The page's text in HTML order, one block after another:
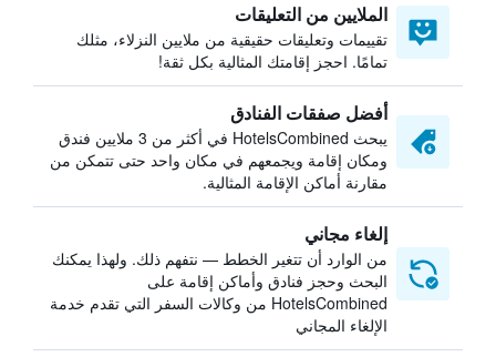
الملايين من التعليقات
تقييمات وتعليقات حقيقية من ملايين النزلاء، مثلك
تمامًا. احجز إقامتك المثالية بكل ثقة!
أفضل صفقات الفنادق
يبحث HotelsCombined في أكثر من 3 ملايين فندق
ومكان إقامة ويجمعهم في مكان واحد حتى تتمكن من
مقارنة أماكن الإقامة المثالية.
إلغاء مجاني
من الوارد أن تتغير الخطط — نتفهم ذلك. ولهذا يمكنك
البحث وحجز فنادق وأماكن إقامة على
HotelsCombined من وكالات السفر التي تقدم خدمة
الإلغاء المجاني